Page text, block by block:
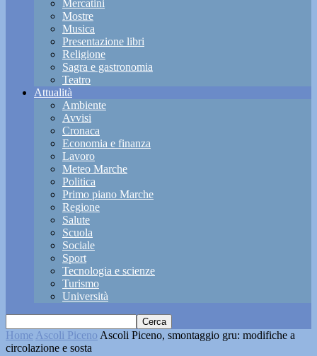
Mercatini
Mostre
Musica
Presentazione libri
Religione
Sagra e gastronomia
Teatro
Attualità
Ambiente
Avvisi
Cronaca
Economia e finanza
Lavoro
Meteo Marche
Politica
Primo piano Marche
Regione
Salute
Scuola
Sociale
Sport
Tecnologia e scienze
Turismo
Università
Home Ascoli Piceno Ascoli Piceno, smontaggio gru: modifiche a
circolazione e sosta